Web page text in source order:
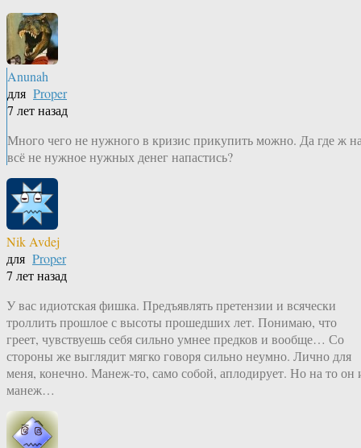
Anunah
для Proper
7 лет назад
Много чего не нужного в кризис прикупить можно. Да где ж
всё не нужное нужных денег напастись?
Nik Avdej
для Proper
7 лет назад
У вас идиотская фишка. Предъявлять претензии и всячески
троллить прошлое с высоты прошедших лет. Понимаю, что
греет, чувствуешь себя сильно умнее предков и вообще… Со
стороны же выглядит мягко говоря сильно неумно. Лично для
меня, конечно. Манеж-то, само собой, аплодирует. Но на то он
манеж…